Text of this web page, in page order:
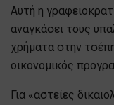
Αυτή η
αναγκάσει τους
χρήματα στην
οικονομικός
Για «αστείες